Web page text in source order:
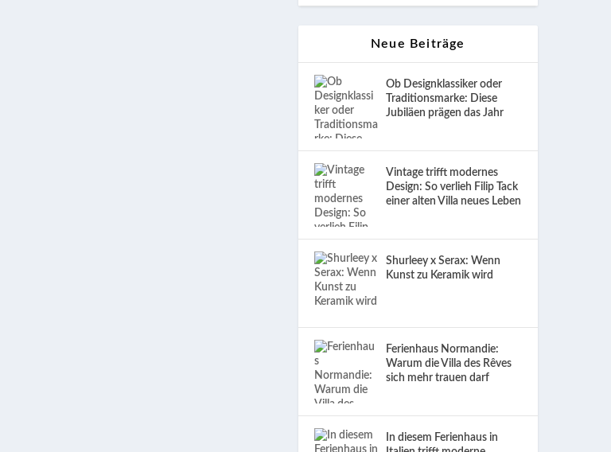
Neue Beiträge
Ob Designklassiker oder
Traditionsmarke: Diese
Jubiläen prägen das Jahr
Vintage trifft modernes
Design: So verlieh Filip Tack
einer alten Villa neues Leben
Shurleey x Serax: Wenn
Kunst zu Keramik wird
Ferienhaus Normandie:
Warum die Villa des Rêves
sich mehr trauen darf
In diesem Ferienhaus in